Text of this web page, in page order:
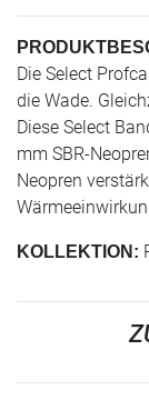
Die Select
die Wade.
Diese Select
mm SBR-
Neopren
KOLLEKTION: